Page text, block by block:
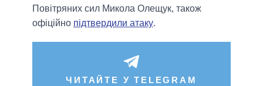
Повітряних сил Микола Олещук, також
офіційно підтвердили атаку.
ЧИТАЙТЕ У TELEGRAM